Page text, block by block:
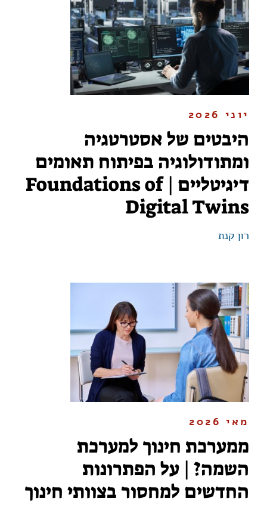
יוני 2026
היבטים של אסטרטגיה
ומתודולוגיה בפיתוח תאומים
דיגיטליים | Foundations of
Digital Twins
רון קנת
מאי 2026
ממערכת חינוך למערכת
השמה? | על הפתרונות
החדשים למחסור בצוותי חינוך